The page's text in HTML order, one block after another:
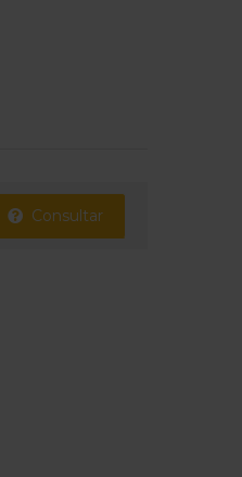
Consultar